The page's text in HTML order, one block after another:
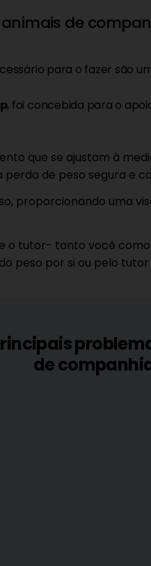
de
para o fazer são
, foi concebida para o
que se ajustam à
de peso segura e
proporcionando uma
o tutor- tanto você
peso por si ou pelo tutor
de